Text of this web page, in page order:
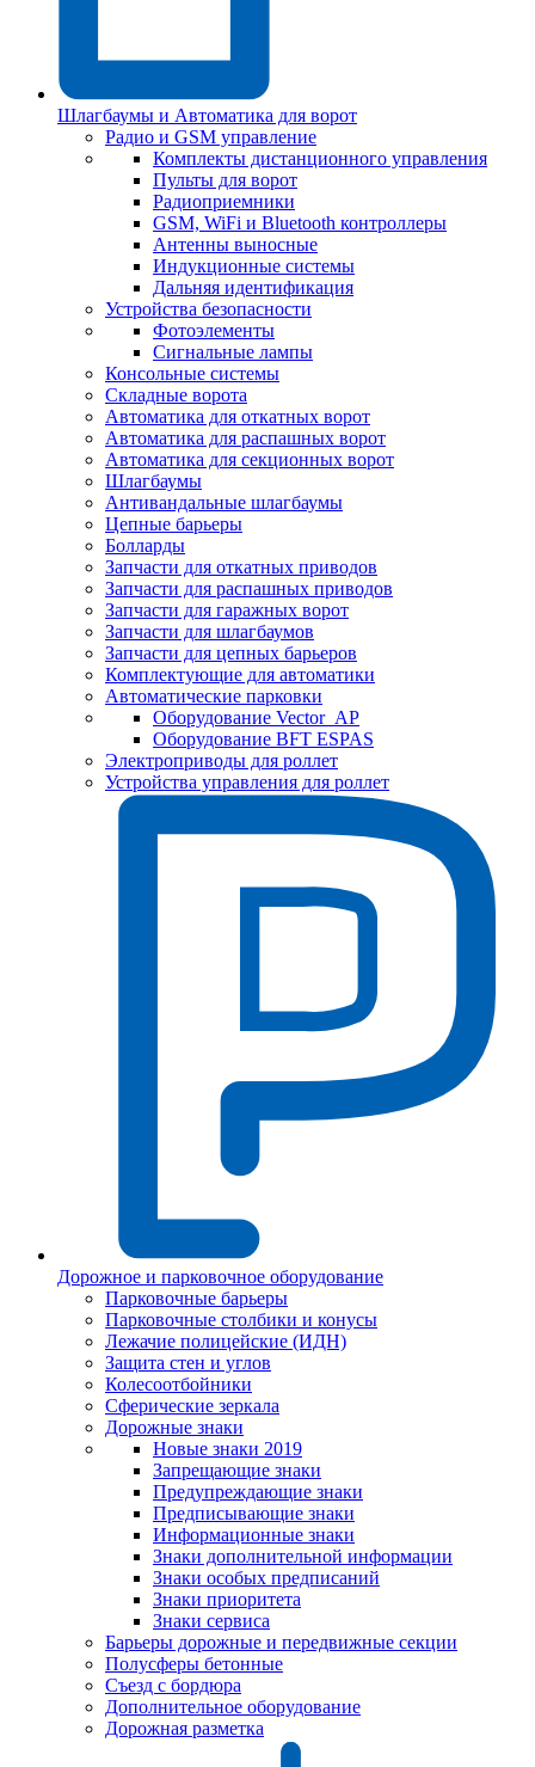
Шлагбаумы и Автоматика для ворот
Радио и GSM управление
Комплекты дистанционного управления
Пульты для ворот
Радиоприемники
GSM, WiFi и Bluetooth контроллеры
Антенны выносные
Индукционные системы
Дальняя идентификация
Устройства безопасности
Фотоэлементы
Сигнальные лампы
Консольные системы
Складные ворота
Автоматика для откатных ворот
Автоматика для распашных ворот
Автоматика для секционных ворот
Шлагбаумы
Антивандальные шлагбаумы
Цепные барьеры
Болларды
Запчасти для откатных приводов
Запчасти для распашных приводов
Запчасти для гаражных ворот
Запчасти для шлагбаумов
Запчасти для цепных барьеров
Комплектующие для автоматики
Автоматические парковки
Оборудование Vector_AP
Оборудование BFT ESPAS
Электроприводы для роллет
Устройства управления для роллет
Дорожное и парковочное оборудование
Парковочные барьеры
Парковочные столбики и конусы
Лежачие полицейские (ИДН)
Защита стен и углов
Колесоотбойники
Сферические зеркала
Дорожные знаки
Новые знаки 2019
Запрещающие знаки
Предупреждающие знаки
Предписывающие знаки
Информационные знаки
Знаки дополнительной информации
Знаки особых предписаний
Знаки приоритета
Знаки сервиса
Барьеры дорожные и передвижные секции
Полусферы бетонные
Съезд с бордюра
Дополнительное оборудование
Дорожная разметка